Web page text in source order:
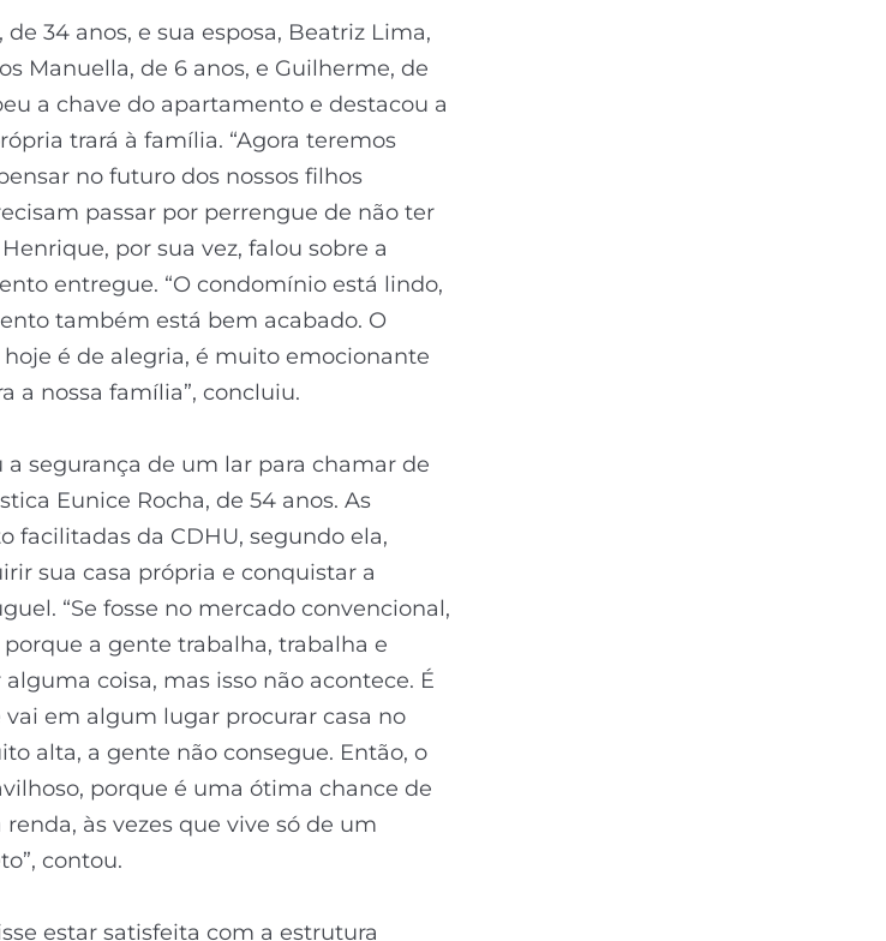
34 anos, e sua esposa, Beatriz Lima,
Manuella, de 6 anos, e Guilherme, de
a chave do apartamento e destacou a
trará à família. “Agora teremos
no futuro dos nossos filhos
passar por perrengue de não ter
por sua vez, falou sobre a
entregue. “O condomínio está lindo,
também está bem acabado. O
é de alegria, é muito emocionante
a nossa família”, concluiu.
segurança de um lar para chamar de
Eunice Rocha, de 54 anos. As
facilitadas da CDHU, segundo ela,
sua casa própria e conquistar a
“Se fosse no mercado convencional,
a gente trabalha, trabalha e
coisa, mas isso não acontece. É
em algum lugar procurar casa no
alta, a gente não consegue. Então, o
porque é uma ótima chance de
às vezes que vive só de um
contou.
estar satisfeita com a estrutura